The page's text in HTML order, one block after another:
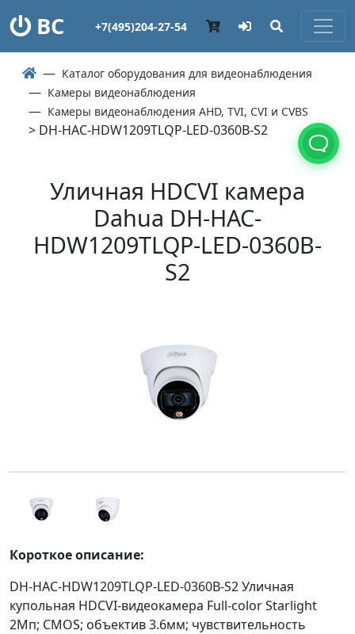
ВС +7(495)204-27-54
Каталог оборудования для видеонаблюдения
Камеры видеонаблюдения
Камеры видеонаблюдения AHD, TVI, CVI и CVBS
> DH-HAC-HDW1209TLQP-LED-0360B-S2
Уличная HDCVI камера
Dahua DH-HAC-
HDW1209TLQP-LED-0360B-
S2
Короткое описание:
DH-HAC-HDW1209TLQP-LED-0360B-S2 Уличная
купольная HDCVI-видеокамера Full-color Starlight
2Mп; CMOS; объектив 3.6мм; чувствительность